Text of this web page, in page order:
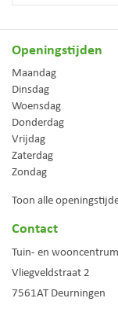
Openingstijden
Maandag
Dinsdag
Woensdag
Donderdag
Vrijdag
Zaterdag
Zondag
Toon alle
Contact
Tuin- en
Vliegveldstraat 2
7561AT Deurningen